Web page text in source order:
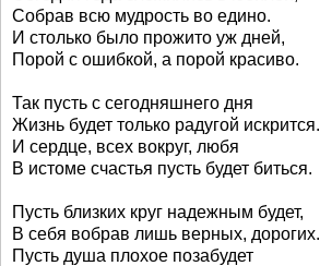
Собрав всю мудрость во едино.
И столько было прожито уж дней,
Порой с ошибкой, а порой красиво.
Так пусть с сегодняшнего дня
Жизнь будет только радугой искрится.
И сердце, всех вокруг, любя
В истоме счастья пусть будет биться.
Пусть близких круг надежным будет,
В себя вобрав лишь верных, дорогих.
Пусть душа плохое позабудет